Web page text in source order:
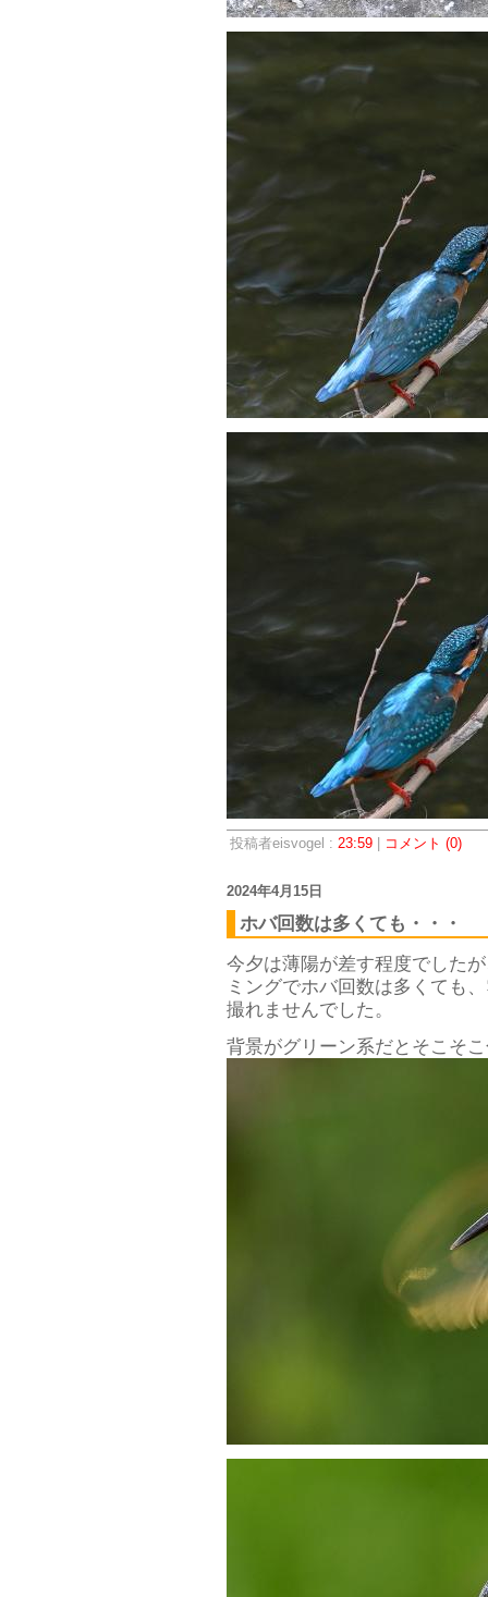
投稿者eisvogel : 23:59| コメント (0)
2024年4月15日
ホバ回数は多くても・・・
今夕は薄陽が差す程度でした
ミングでホバ回数は多くても
撮れませんでした。
背景がグリーン系だとそこそ